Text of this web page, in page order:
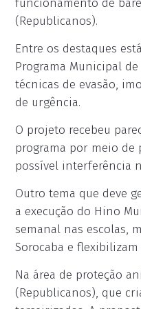
funcionamento de
(Republicanos).
Entre os destaques
Programa Municipal
técnicas de evasão,
de urgência.
O projeto recebeu
programa por meio de
possível interferência
Outro tema que deve
a execução do Hino
semanal nas escolas,
Sorocaba e
Na área de proteção
(Republicanos), que